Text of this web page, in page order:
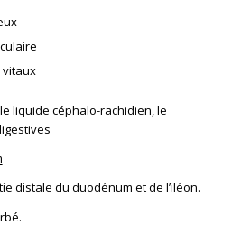
vitaux
liquide céphalo-rachidien, le
distale du duodénum et de l’iléon.